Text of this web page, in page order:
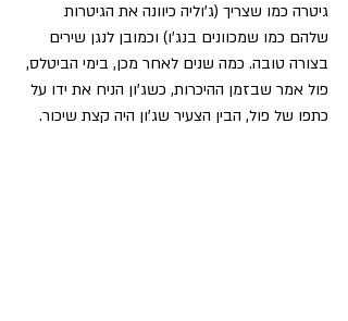
גיטרה כמו שצריך (ג'וליה כיוונה את הגיטרות
שלהם כמו שמכוונים בנג'ו) וכמובן לנגן שירים
בצורה טובה. כמה שנים לאחר מכן, בימי הביטלס,
פול אמר שבזמן ההיכרות, כשג'ון הניח את ידו על
כתפו של פול, הבין הצעיר שג'ון היה קצת שיכור.